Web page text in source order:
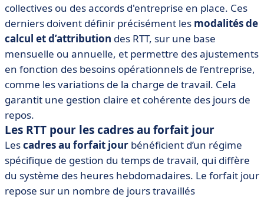
collectives ou des accords d'entreprise en place. Ces
derniers doivent définir précisément les modalités de
calcul et d’attribution des RTT, sur une base
mensuelle ou annuelle, et permettre des ajustements
en fonction des besoins opérationnels de l’entreprise,
comme les variations de la charge de travail. Cela
garantit une gestion claire et cohérente des jours de
repos.
Les RTT pour les cadres au forfait jour
Lescadres au forfait jour bénéficient d’un régime
spécifique de gestion du temps de travail, qui diffère
du système des heures hebdomadaires. Le forfait jour
repose sur un nombre de jours travaillés